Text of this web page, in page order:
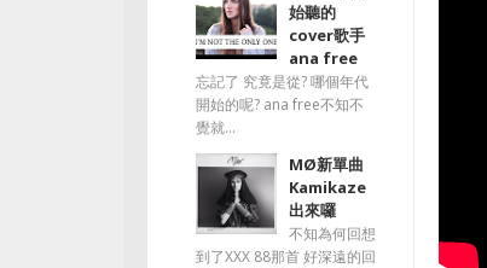
始聽的
cover歌手
ana free
忘記了 究竟是從? 哪個年代
開始的呢? ana free不知不
覺就...
MØ新單曲
Kamikaze
出來囉
不知為何回想
到了XXX 88那首 好深遠的回